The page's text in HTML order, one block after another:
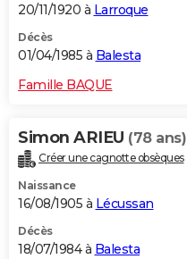
20/11/1920 à Larroque
Décès
01/04/1985 à Balesta
Famille BAQUE
Simon ARIEU (78 ans)
Créer une cagnotte obsèques
Naissance
16/08/1905 à Lécussan
Décès
18/07/1984 à Balesta